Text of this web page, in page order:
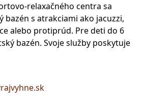
relaxačného centra sa
bazén s atrakciami ako jacuzzi,
alebo protiprúd. Pre deti do 6
bazén. Svoje služby poskytuje